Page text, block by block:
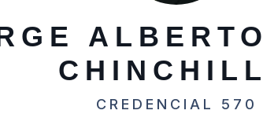
CREDENCIAL 570